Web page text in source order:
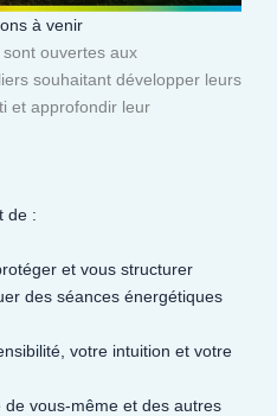
à venir
ouvertes aux
souhaitant développer leurs
et approfondir leur
de :
et vous structurer
des séances énergétiques
votre intuition et votre
vous-même et des autres